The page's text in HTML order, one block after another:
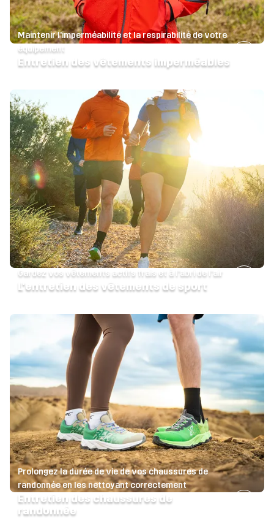
Maintenir l'imperméabilité et la respirabilité de votre
équipement
Entretien des vêtements imperméables
Gardez vos vêtements actifs frais et à l'abri de l'air
L'entretien des vêtements de sport
Prolongez la durée de vie de vos chaussures de
randonnée en les nettoyant correctement
Entretien des chaussures de
randonnée